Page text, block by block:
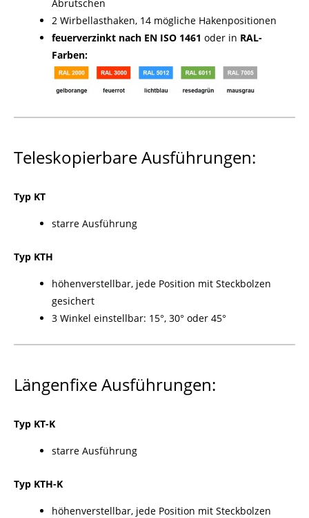
Abrutschen
2 Wirbellasthaken, 14 mögliche Hakenpositionen
feuerverzinkt nach EN ISO 1461 oder in RAL-
Farben:
Teleskopierbare Ausführungen:
Typ KT
starre Ausführung
Typ KTH
höhenverstellbar, jede Position mit Steckbolzen
gesichert
3 Winkel einstellbar: 15°, 30° oder 45°
Längenfixe Ausführungen:
Typ KT-K
starre Ausführung
Typ KTH-K
höhenverstellbar, jede Position mit Steckbolzen